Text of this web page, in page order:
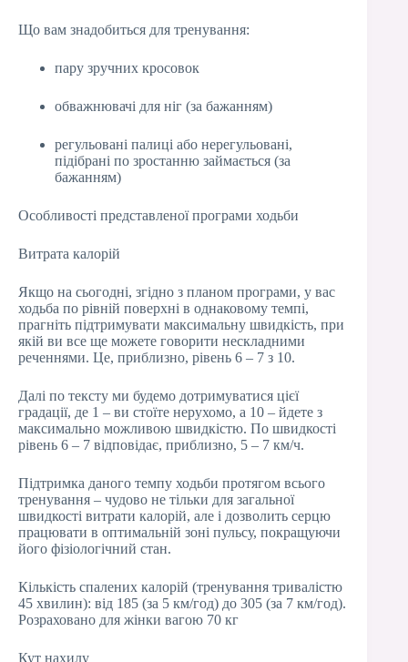
Що вам знадобиться для тренування:
пару зручних кросовок
обважнювачі для ніг (за бажанням)
регульовані палиці або нерегульовані,
підібрані по зростанню займається (за
бажанням)
Особливості представленої програми ходьби
Витрата калорій
Якщо на сьогодні, згідно з планом програми, у вас
ходьба по рівній поверхні в однаковому темпі,
прагніть підтримувати максимальну швидкість, при
якій ви все ще можете говорити нескладними
реченнями. Це, приблизно, рівень 6 – 7 з 10.
Далі по тексту ми будемо дотримуватися цієї
градації, де 1 – ви стоїте нерухомо, а 10 – йдете з
максимально можливою швидкістю. По швидкості
рівень 6 – 7 відповідає, приблизно, 5 – 7 км/ч.
Підтримка даного темпу ходьби протягом всього
тренування – чудово не тільки для загальної
швидкості витрати калорій, але і дозволить серцю
працювати в оптимальній зоні пульсу, покращуючи
його фізіологічний стан.
Кількість спалених калорій (тренування тривалістю
45 хвилин): від 185 (за 5 км/год) до 305 (за 7 км/год).
Розраховано для жінки вагою 70 кг
Кут нахилу